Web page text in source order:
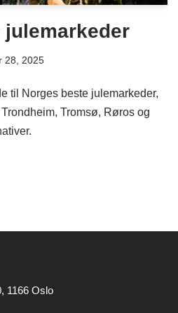
julemarkeder
28, 2025
til Norges beste julemarkeder,
Tromsø, Røros og
1166 Oslo